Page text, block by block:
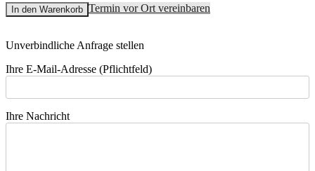
In den Warenkorb Termin vor Ort vereinbaren
Unverbindliche Anfrage stellen
Ihre E-Mail-Adresse (Pflichtfeld)
Ihre Nachricht